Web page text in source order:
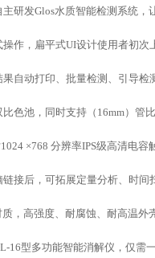
主研发Glos水质智能检测系统，
操作，扁平式UI设计使用者初次
果自动打印、批量检测、引导检
比色池，同时支持（ 16mm）管
×768 分辨率IPS级高清电容
链接后，可拓展定量分析、时间
，高强度、耐腐蚀、耐高温外
16型多功能智能消解仪，仅需